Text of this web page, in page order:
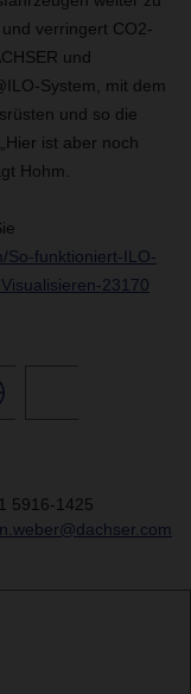
verringert CO2-
und
System, mit dem
und so die
ist aber noch
Hohm.
So-funktioniert-ILO-
23170
5916-1425